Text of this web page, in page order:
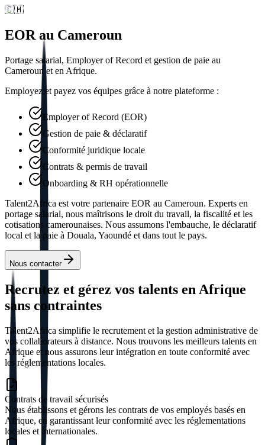
🇨🇲
EOR au Cameroun
Portage salarial, Employer of Record et gestion de paie au
Cameroun et en Afrique.
Employez et payez vos équipes grâce à notre plateforme :
Employer of Record (EOR)
Gestion de paie & déclaratif
Conformité juridique locale
Contrats & permis de travail
Onboarding & RH opérationnelle
Talent2Africa est votre partenaire EOR au Cameroun. Experts en
portage salarial, nous maîtrisons le droit du travail, la fiscalité et les
cotisations camerounaises. Nous assumons l'embauche, le déclaratif
local et la paie à Douala, Yaoundé et dans tout le pays.
Nous contacter
Recrutez et gérez vos talents en Afrique
sans contraintes
Talent2Africa simplifie le recrutement et la gestion administrative de
vos collaborateurs à distance. Nous trouvons les meilleurs talents en
Afrique et nous assurons leur intégration en toute conformité avec
les réglementations locales.
Contrats de travail sécurisés
Nous établissons et gérons les contrats de vos employés basés en
Afrique, en garantissant leur conformité avec les réglementations
locales et internationales.